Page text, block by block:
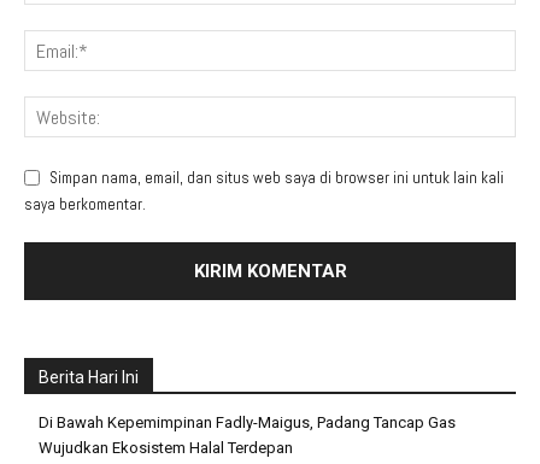
Simpan nama, email, dan situs web saya di browser ini untuk lain kali
saya berkomentar.
Berita Hari Ini
Di Bawah Kepemimpinan Fadly-Maigus, Padang Tancap Gas
Wujudkan Ekosistem Halal Terdepan